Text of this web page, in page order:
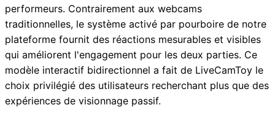
performeurs. Contrairement aux webcams
traditionnelles, le système activé par pourboire de notre
plateforme fournit des réactions mesurables et visibles
qui améliorent l'engagement pour les deux parties. Ce
modèle interactif bidirectionnel a fait de LiveCamToy le
choix privilégié des utilisateurs recherchant plus que des
expériences de visionnage passif.